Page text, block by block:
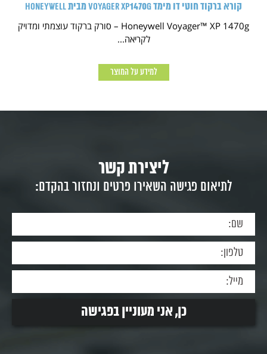
קורא ברקוד חוטי דו מימד Voyager XP1470g מבית HONEYWELL
Honeywell Voyager™ XP 1470g – סורק ברקוד עוצמתי ומדויק
לקריאה...
למידע על המוצר
ליצירת קשר
לתיאום פגישה השאירו פרטים ונחזור בהקדם: